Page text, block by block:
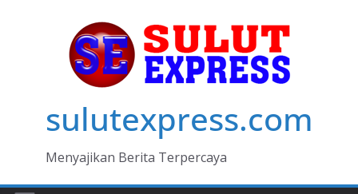
sulutexpress.com
Menyajikan Berita Terpercaya